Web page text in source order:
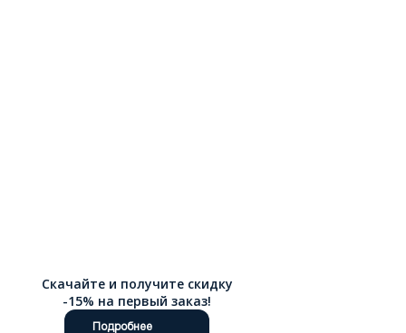
Скачайте и получите скидку
-15% на первый заказ!
Подробнее